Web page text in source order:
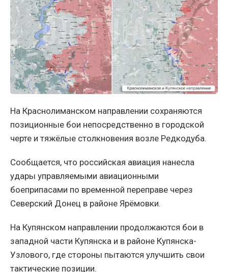
На Краснолиманском направлении сохраняются
позиционные бои непосредственно в городской
черте и тяжёлые столкновения возле Редкодуба.
Сообщается, что российская авиация нанесла
удары управляемыми авиационными
боеприпасами по временной переправе через
Северский Донец в районе Ярёмовки.
На Купянском направлении продолжаются бои в
западной части Купянска и в районе Купянска-
Узлового, где стороны пытаются улучшить свои
тактические позиции.